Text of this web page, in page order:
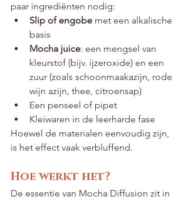
paar ingrediënten nodig:
Slip of engobe met een alkalische
basis
Mocha juice: een mengsel van
kleurstof (bijv. ijzeroxide) en een
zuur (zoals schoonmaakazijn, rode
wijn azijn, thee, citroensap)
Een penseel of pipet
Kleiwaren in de leerharde fase
Hoewel de materialen eenvoudig zijn,
is het effect vaak verbluffend.
Hoe werkt het?
De essentie van Mocha Diffusion zit in